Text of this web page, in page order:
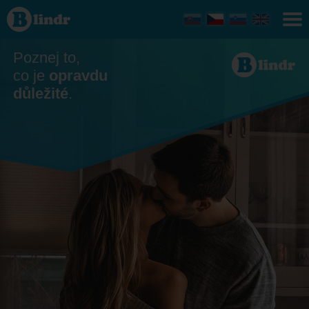
Seznamka
- On
hledá ji
Poznej to,
co je opravdu
důležité.